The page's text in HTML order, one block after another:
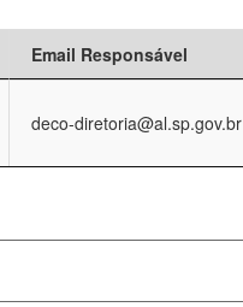
Email Responsável
deco-diretoria@al.sp.gov.br